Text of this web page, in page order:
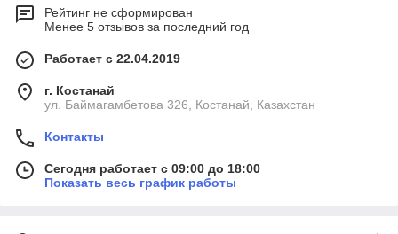
Рейтинг не сформирован
Менее 5 отзывов за последний год
Работает с 22.04.2019
г. Костанай
ул. Баймагамбетова 326, Костанай, Казахстан
Контакты
Сегодня работает с 09:00 до 18:00
Показать весь график работы